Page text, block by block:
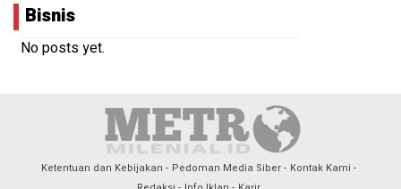
Bisnis
No posts yet.
Ketentuan dan Kebijakan Pedoman Media Siber
Kontak Kami